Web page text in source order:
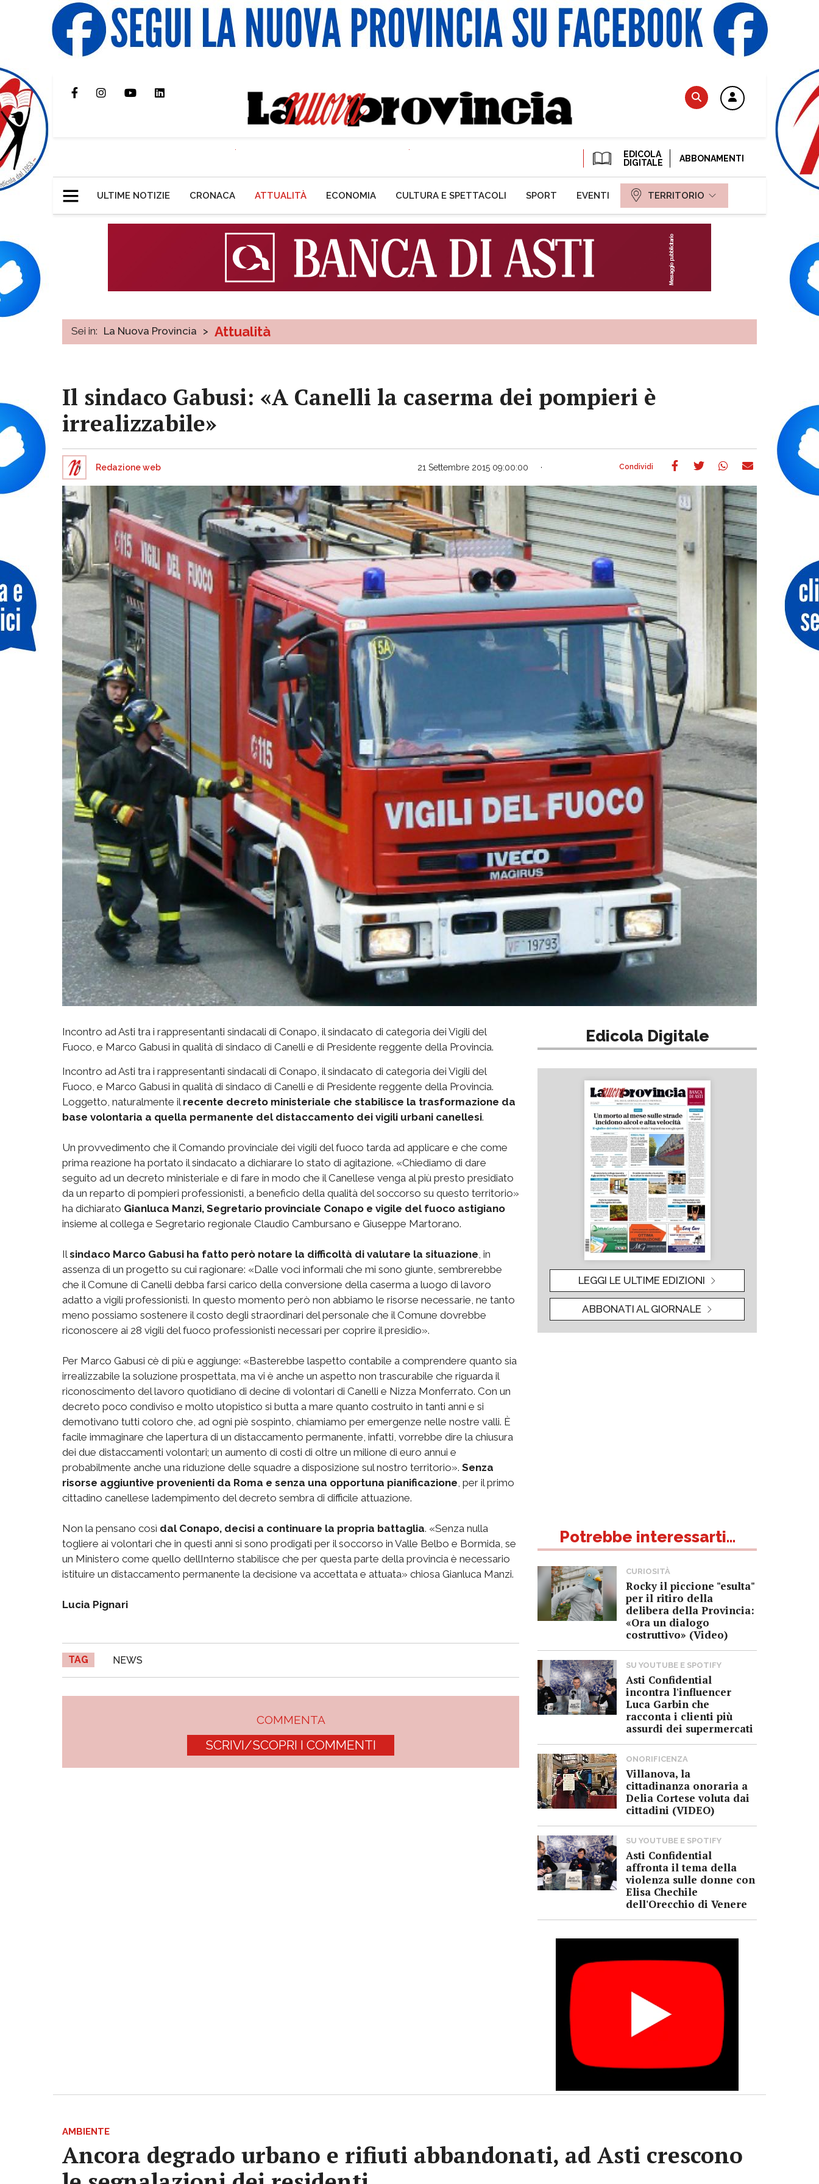
EDICOLA
DIGITALE
ABBONAMENTI
ULTIME NOTIZIE CRONACA ATTUALITÀ ECONOMIA CULTURA E SPETTACOLI SPORT EVENTI TERRITORIO
Sei in: La Nuova Provincia > Attualità
Il sindaco Gabusi: «A Canelli la caserma dei pompieri è
irrealizzabile»
Redazione web 21 Settembre 2015 09:00:00
Incontro ad Asti tra i rappresentanti sindacali di Conapo, il sindacato di categoria dei Vigili del
Fuoco, e Marco Gabusi in qualità di sindaco di Canelli e di Presidente reggente della Provincia.
Incontro ad Asti tra i rappresentanti sindacali di Conapo, il sindacato di categoria dei Vigili del
Fuoco, e Marco Gabusi in qualità di sindaco di Canelli e di Presidente reggente della Provincia.
Loggetto, naturalmente il recente decreto ministeriale che stabilisce la trasformazione da
base volontaria a quella permanente del distaccamento dei vigili urbani canellesi.
Un provvedimento che il Comando provinciale dei vigili del fuoco tarda ad applicare e che come
prima reazione ha portato il sindacato a dichiarare lo stato di agitazione. «Chiediamo di dare
seguito ad un decreto ministeriale e di fare in modo che il Canellese venga al più presto presidiato
da un reparto di pompieri professionisti, a beneficio della qualità del soccorso su questo territorio»
ha dichiarato Gianluca Manzi, Segretario provinciale Conapo e vigile del fuoco astigiano
insieme al collega e Segretario regionale Claudio Cambursano e Giuseppe Martorano.
Il sindaco Marco Gabusi ha fatto però notare la difficoltà di valutare la situazione , in
assenza di un progetto su cui ragionare: «Dalle voci informali che mi sono giunte, sembrerebbe
che il Comune di Canelli debba farsi carico della conversione della caserma a luogo di lavoro
adatto a vigili professionisti. In questo momento però non abbiamo le risorse necessarie, ne tanto
meno possiamo sostenere il costo degli straordinari del personale che il Comune dovrebbe
riconoscere ai 28 vigili del fuoco professionisti necessari per coprire il presidio».
Per Marco Gabusi cè di più e aggiunge: «Basterebbe laspetto contabile a comprendere quanto sia
irrealizzabile la soluzione prospettata, ma vi è anche un aspetto non trascurabile che riguarda il
riconoscimento del lavoro quotidiano di decine di volontari di Canelli e Nizza Monferrato. Con un
decreto poco condiviso e molto utopistico si butta a mare quanto costruito in tanti anni e si
demotivano tutti coloro che, ad ogni piè sospinto, chiamiamo per emergenze nelle nostre valli. È
facile immaginare che lapertura di un distaccamento permanente, infatti, vorrebbe dire la chiusura
dei due distaccamenti volontari; un aumento di costi di oltre un milione di euro annui e
probabilmente anche una riduzione delle squadre a disposizione sul nostro territorio». Senza
risorse aggiuntive provenienti da Roma e senza una opportuna pianificazione , per il primo
cittadino canellese ladempimento del decreto sembra di difficile attuazione.
Non la pensano così dal Conapo, decisi a continuare la propria battaglia. «Senza nulla
togliere ai volontari che in questi anni si sono prodigati per il soccorso in Valle Belbo e Bormida, se
un Ministero come quello dellInterno stabilisce che per questa parte della provincia è necessario
istituire un distaccamento permanente la decisione va accettata e attuata» chiosa Gianluca Manzi.
Lucia Pignari
TAG NEWS
COMMENTA
SCRIVI/SCOPRI I COMMENTI
Edicola Digitale
LEGGI LE ULTIME EDIZIONI
ABBONATI AL GIORNALE
Potrebbe interessarti...
CURIOSITÀ
Rocky il piccione "esulta"
per il ritiro della
delibera della Provincia:
«Ora un dialogo
costruttivo» (Video)
SU YOUTUBE E SPOTIFY
Asti Confidential
incontra l'influencer
Luca Garbin che
racconta i clienti più
assurdi dei supermercati
ONORIFICENZA
Villanova, la
cittadinanza onoraria a
Delia Cortese voluta dai
cittadini (VIDEO)
SU YOUTUBE E SPOTIFY
Asti Confidential
affronta il tema della
violenza sulle donne con
Elisa Chechile
dell'Orecchio di Venere
AMBIENTE
Ancora degrado urbano e rifiuti abbandonati, ad Asti crescono